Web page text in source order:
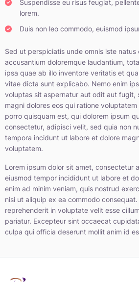
Suspendisse eu risus feugiat,
lorem.
Duis non leo commodo, euismod
Sed ut perspiciatis unde omnis iste
accusantium doloremque laudantium,
ipsa quae ab illo inventore veritatis et
vitae dicta sunt explicabo. Nemo enim
voluptas sit aspernatur aut odit aut fugit,
magni dolores eos qui ratione
porro quisquam est, qui dolorem ipsum
consectetur, adipisci velit, sed quia non
tempora incidunt ut labore et dolore
voluptatem.
Lorem ipsum dolor sit amet, consectetur
eiusmod tempor incididunt ut labore et
enim ad minim veniam, quis nostrud
nisi ut aliquip ex ea commodo
reprehenderit in voluptate velit esse
pariatur. Excepteur sint occaecat
culpa qui officia deserunt mollit anim id